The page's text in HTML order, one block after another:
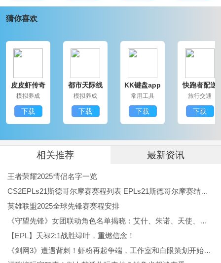
4、持续更新的搞笑玩法内容，以及细腻的画面表现，剧
5、超清画面配合皮皮虾主题风格，提供长时间的娱乐体
6、风格魔性，通过赚取大量金币来解锁更多神兽和宠
物，扩展玩法深度。
皮皮虾传奇游戏怎么玩？
1、每日登录就可以领取钻石奖励。这款游戏没有充值入
口，钻石需要靠游戏内活动来获取，同时可以通过参加
比赛获得额外钻石。
2、比赛周期为3天，在这段时间里尽力让你的鲲增重。
报名参赛时，鲲需要达到500斤以上才有资格。我经常靠
这个途径攒钻石奖励。
猜你喜欢
皮皮虾传奇
最新版本
模拟养成
下载
都市天际线
手游
模拟养成
下载
KK键盘app
常用工具
下载
快跑者配送
端app
旅行交通
下载
相关推荐 最新资讯
王者荣耀2025情侣名字一览
CS2EPLs21斯德哥尔摩赛赛程列表 EPLs21斯德哥尔摩赛结果公布
英雄联盟2025全球先锋赛赛程安排
《守望先锋》女团联动角色名单揭晓：艾什、朱诺、天使、伊拉锐与D.Va！
【EPL】天禄2:1战胜绿叶，重燃信念！
《剑网3》遭遇背刺！虾粉再起争端，工作室和白眼策划开始反噬